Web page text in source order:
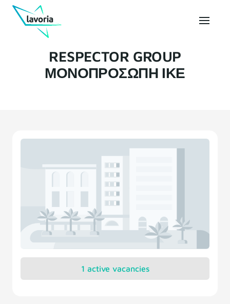
RESPECTOR GROUP
ΜΟΝΟΠΡΟΣΩΠΗ ΙΚΕ
1 active vacancies